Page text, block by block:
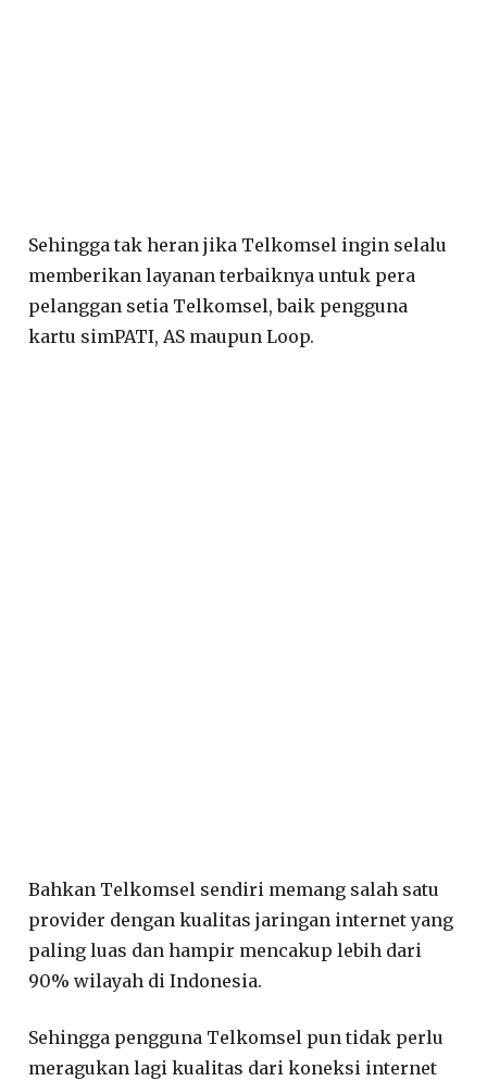
Sehingga tak heran jika Telkomsel ingin selalu
memberikan layanan terbaiknya untuk pera
pelanggan setia Telkomsel, baik pengguna
kartu simPATI, AS maupun Loop.
Bahkan Telkomsel sendiri memang salah satu
provider dengan kualitas jaringan internet yang
paling luas dan hampir mencakup lebih dari
90% wilayah di Indonesia.
Sehingga pengguna Telkomsel pun tidak perlu
meragukan lagi kualitas dari koneksi internet